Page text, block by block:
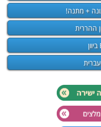
+ מתנה!
ההררית